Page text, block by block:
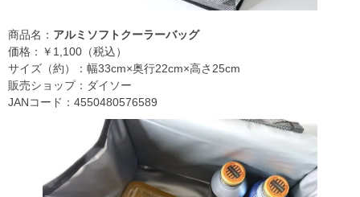
商品名： アルミソフトクーラーバッグ
価格：￥1,100（税込）
サイズ（約）：幅33cm×奥行22cm×高さ25cm
販売ショップ：ダイソー
JANコード：4550480576589